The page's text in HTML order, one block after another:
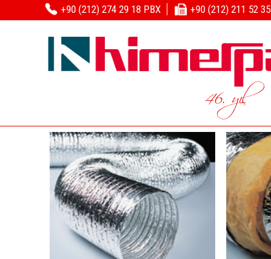
+90 (212) 274 29 18 PBX +90 (212) 211 52 35
46. yıl